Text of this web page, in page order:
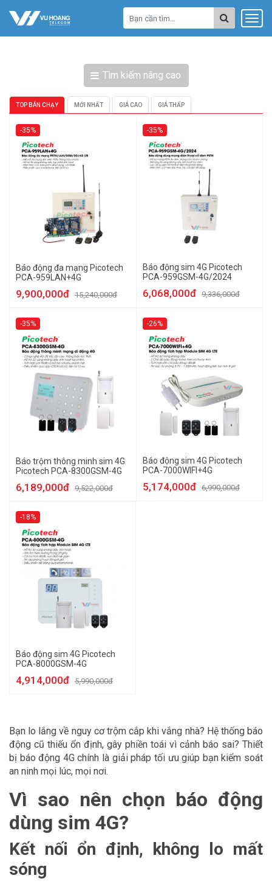
Tìm kiếm nâng cao
TOP BÁN CHẠY MỚI NHẤT GIÁ CAO GIÁ THẤP
-35%
Báo động đa mạng Picotech
PCA-959LAN+4G
9,900,000đ 15,240,000đ
-35%
Báo động sim 4G Picotech
PCA-959GSM-4G/2024
6,068,000đ 9,336,000đ
-35%
Báo trộm thông minh sim 4G
Picotech PCA-8300GSM-4G
6,189,000đ 9,522,000đ
-26%
Báo động sim 4G Picotech
PCA-7000WIFI+4G
5,174,000đ 6,990,000đ
-18%
Báo động sim 4G Picotech
PCA-8000GSM-4G
4,914,000đ 5,990,000đ
Bạn lo lắng về nguy cơ trộm cắp khi vắng nhà? Hệ thống báo
động cũ thiếu ổn định, gây phiền toái vì cảnh báo sai? Thiết
bị báo động 4G chính là giải pháp tối ưu giúp bạn kiểm soát
an ninh mọi lúc, mọi nơi.
Vì sao nên chọn báo động
dùng sim 4G?
Kết nối ổn định, không lo mất
sóng